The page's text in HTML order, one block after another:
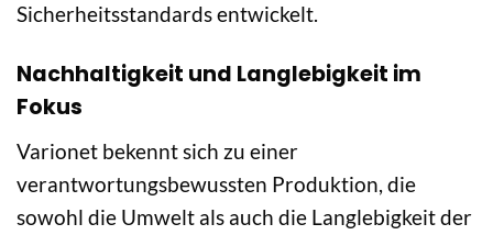
Sicherheitsstandards entwickelt.
Nachhaltigkeit und Langlebigkeit im
Fokus
Varionet bekennt sich zu einer
verantwortungsbewussten Produktion, die
sowohl die Umwelt als auch die Langlebigkeit der